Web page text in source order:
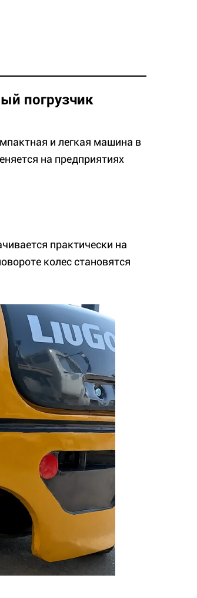
погрузчик
и легкая машина в
на предприятиях
практически на
колес становятся